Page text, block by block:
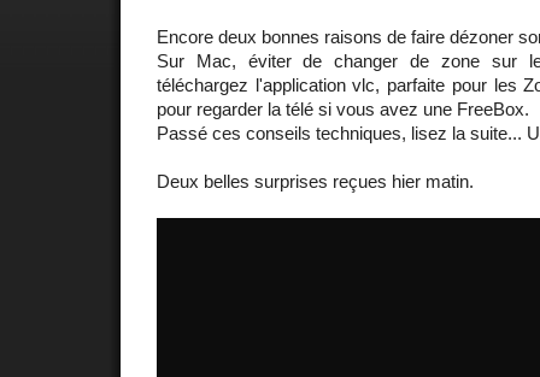
Encore deux bonnes raisons de faire dézoner
Sur Mac, éviter de changer de zone sur
téléchargez l'application vlc, parfaite pour les
pour regarder la télé si vous avez une FreeBox.
Passé ces conseils techniques, lisez la suite...
Deux belles surprises reçues hier matin.